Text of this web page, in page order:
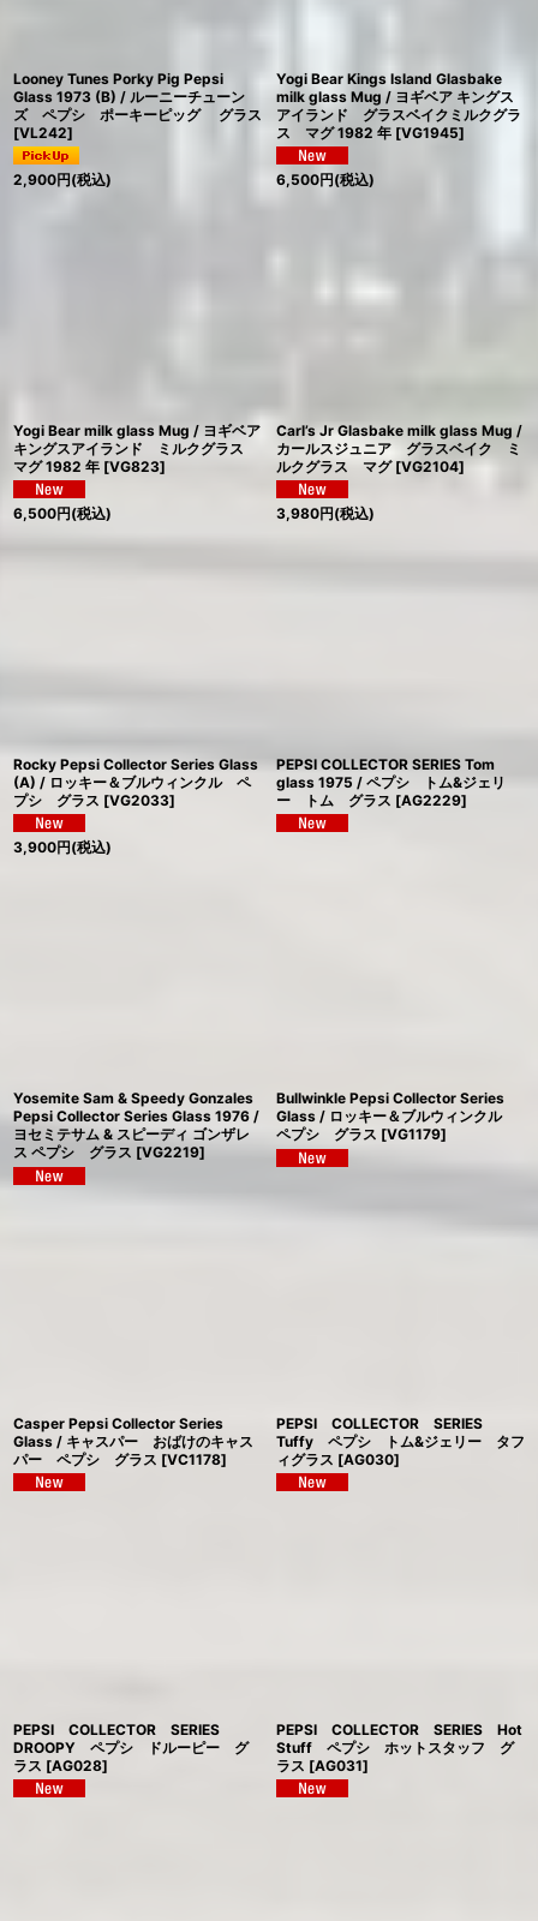
Looney Tunes Porky Pig Pepsi
Glass 1973 (B) / ルーニーチューン
ズ ペプシ ポーキーピッグ グラス
[VL242]
2,900円(税込)
Yogi Bear Kings Island Glasbake
milk glass Mug / ヨギベア キングス
アイランド グラスベイクミルクグラ
ス マグ 1982 年 [VG1945]
6,500円(税込)
Yogi Bear milk glass Mug / ヨギベア
キングスアイランド ミルクグラス
マグ 1982 年 [VG823]
6,500円(税込)
Carl’s Jr Glasbake milk glass Mug /
カールスジュニア グラスベイク ミ
ルクグラス マグ [VG2104]
3,980円(税込)
Rocky Pepsi Collector Series Glass
(A) / ロッキー＆ブルウィンクル ペ
プシ グラス [VG2033]
3,900円(税込)
PEPSI COLLECTOR SERIES Tom
glass 1975 / ペプシ トム&ジェリ
ー トム グラス [AG2229]
Yosemite Sam & Speedy Gonzales
Pepsi Collector Series Glass 1976 /
ヨセミテサム & スピーディ ゴンザレ
ス ペプシ グラス [VG2219]
Bullwinkle Pepsi Collector Series
Glass / ロッキー＆ブルウィンクル
ペプシ グラス [VG1179]
Casper Pepsi Collector Series
Glass / キャスパー おばけのキャス
パー ペプシ グラス [VC1178]
PEPSI COLLECTOR SERIES
Tuffy ペプシ トム&ジェリー タフ
ィグラス [AG030]
PEPSI COLLECTOR SERIES
DROOPY ペプシ ドルーピー グ
ラス [AG028]
PEPSI COLLECTOR SERIES Hot
Stuff ペプシ ホットスタッフ グ
ラス [AG031]